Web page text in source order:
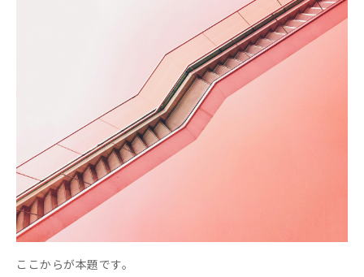
ここからが本題です。